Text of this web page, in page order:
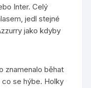
Inter. Celý
jedl stejné
jako kdyby
znamenalo běhat
se hýbe. Holky